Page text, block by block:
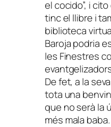
el cocido”, i
tinc el llibre i
biblioteca
Baroja podria
les Finestres
De fet, a la
tota una
que no serà la
més mala baba.